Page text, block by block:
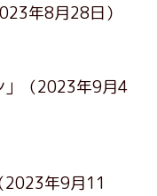
年8月28日）
（2023年9月4
2023年9月11